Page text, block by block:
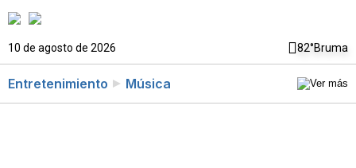
10 de agosto de 2026 82°Bruma
Entretenimiento Música